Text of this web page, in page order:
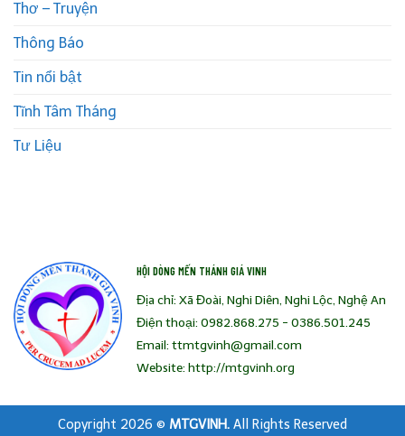
Thơ – Truyện
Thông Báo
Tin nổi bật
Tĩnh Tâm Tháng
Tư Liệu
HỘI DÒNG MẾN THÁNH GIÁ VINH
Địa chỉ: Xã Đoài, Nghi Diên, Nghi Lộc, Nghệ An
Điện thoại: 0982.868.275 - 0386.501.245
Email: ttmtgvinh@gmail.com
Website: http://mtgvinh.org
Copyright 2026 © MTGVINH. All Rights Reserved